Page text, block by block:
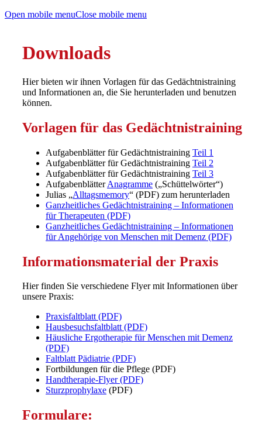
Open mobile menuClose mobile menu
Downloads
Hier bieten wir ihnen Vorlagen für das Gedächtnistraining
und Informationen an, die Sie herunterladen und benutzen
können.
Vorlagen für das Gedächtnistraining
Aufgabenblätter für Gedächtnistraining Teil 1
Aufgabenblätter für Gedächtnistraining Teil 2
Aufgabenblätter für Gedächtnistraining Teil 3
AufgabenblätterAnagramme („Schüttelwörter“)
Julias „Alltagsmemory“ (PDF) zum herunterladen
Ganzheitliches Gedächtnistraining – Informationen
für Therapeuten (PDF)
Ganzheitliches Gedächtnistraining – Informationen
für Angehörige von Menschen mit Demenz (PDF)
Informationsmaterial der Praxis
Hier finden Sie verschiedene Flyer mit Informationen über
unsere Praxis:
Praxisfaltblatt (PDF)
Hausbesuchsfaltblatt (PDF)
Häusliche Ergotherapie für Menschen mit Demenz
(PDF)
Faltblatt Pädiatrie (PDF)
Fortbildungen für die Pflege (PDF)
Handtherapie-Flyer (PDF)
Sturzprophylaxe (PDF)
Formulare: